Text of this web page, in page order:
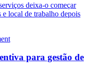
deixa-o começar
local de trabalho depois
para gestão de